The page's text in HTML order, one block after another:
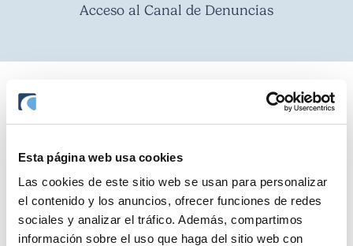
Esta página web usa cookies
Las cookies de este sitio web se usan para personalizar
el contenido y los anuncios, ofrecer funciones de redes
sociales y analizar el tráfico. Además, compartimos
información sobre el uso que haga del sitio web con
Acceso al Canal de Denuncias